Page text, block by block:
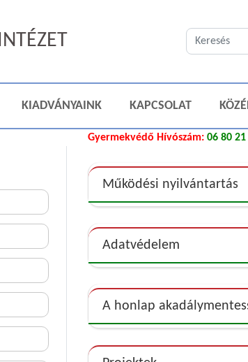
KIADVÁNYAINK KAPCSOLAT
Gyermekvédő Hívószám: 06 80
Működési nyilvántartás
Adatvédelem
A honlap